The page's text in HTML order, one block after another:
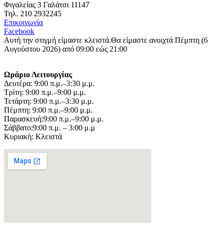
Φιγαλείας 3 Γαλάτσι 11147
Τηλ. 210 2932245
Επικοινωνία
Facebook
Αυτή την στιγμή είμαστε κλειστά.Θα είμαστε ανοιχτά Πέμπτη (6
Αυγούστου 2026) από 09:00 εώς 21:00
Ωράριο Λειτουργίας
Δευτέρα: 9:00 π.μ.–3:30 μ.μ.
Τρίτη: 9:00 π.μ.–9:00 μ.μ.
Τετάρτη: 9:00 π.μ.–3:30 μ.μ.
Πέμπτη: 9:00 π.μ.–9:00 μ.μ.
Παρασκευή:9:00 π.μ.–9:00 μ.μ.
Σάββατο:9:00 π.μ. – 3:00 μ.μ
Κυριακή: Κλειστά